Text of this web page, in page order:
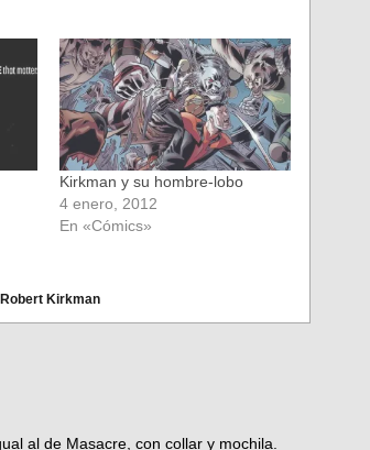
Kirkman y su hombre-lobo
4 enero, 2012
En «Cómics»
Robert Kirkman
al de Masacre, con collar y mochila.